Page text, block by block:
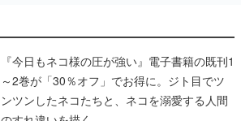
『今日もネコ様の圧が強い』電子書籍の既刊1
～2巻が「30％オフ」でお得に。ジト目でツ
ンツンしたネコたちと、ネコを溺愛する人間